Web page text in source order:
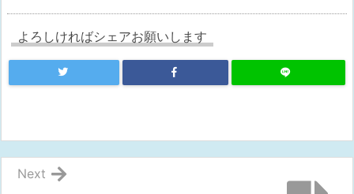
よろしければシェアお願いします
Next